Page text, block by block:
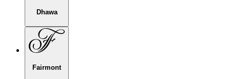
Dhawa
Fairmont